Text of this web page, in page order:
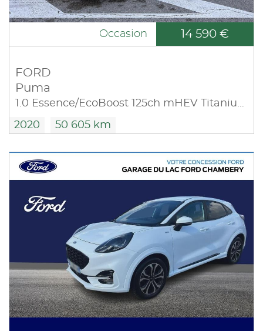
Occasion 14 590 €
FORD
Puma
1.0 Essence/EcoBoost 125ch mHEV Titanium
2020 50 605 km